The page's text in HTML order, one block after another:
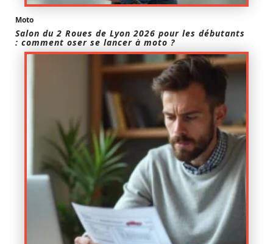
Moto
Salon du 2 Roues de Lyon 2026 pour les débutants
: comment oser se lancer à moto ?